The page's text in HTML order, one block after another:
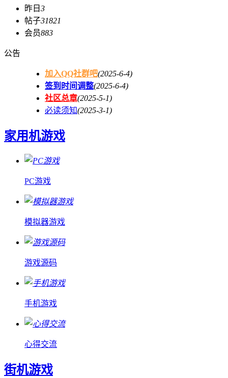
昨日 3
帖子31821
会员883
公告
加入QQ社群吧(2025-6-4)
签到时间调整(2025-6-4)
社区总章(2025-5-1)
必读须知(2025-3-1)
家用机游戏
PC游戏
模拟器游戏
游戏源码
手机游戏
心得交流
街机游戏